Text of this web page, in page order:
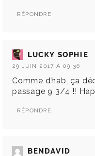
RÉPONDRE
LUCKY SOPHIE
29 JUIN 2017 À 09:36
Comme d’hab, ça
passage 9 3/4 !!
RÉPONDRE
BENDAVID